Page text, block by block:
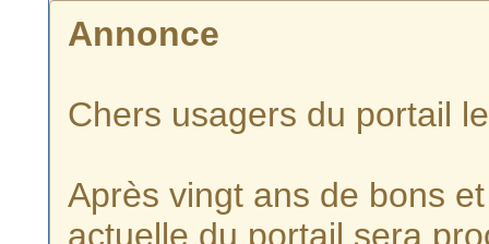
Annonce
Chers usagers du portail
Après vingt ans de bons
actuelle du portail sera